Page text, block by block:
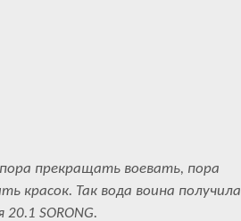
прекращать воевать, пора
красок. Так вода воина получила
SORONG.